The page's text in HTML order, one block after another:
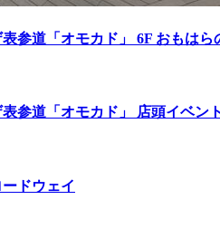
表参道「オモカド」 6F おもはら
表参道「オモカド」 店頭イベン
ードウェイ